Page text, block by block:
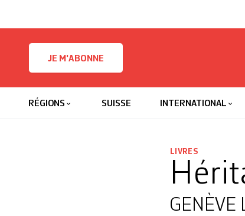
JE M'ABONNE
RÉGIONS SUISSE INTERNATIONAL
LIVRES